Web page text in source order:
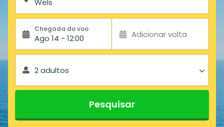
Chegada do voo
Ago 14 - 12:00 Adicionar volta
2 adultos
Pesquisar